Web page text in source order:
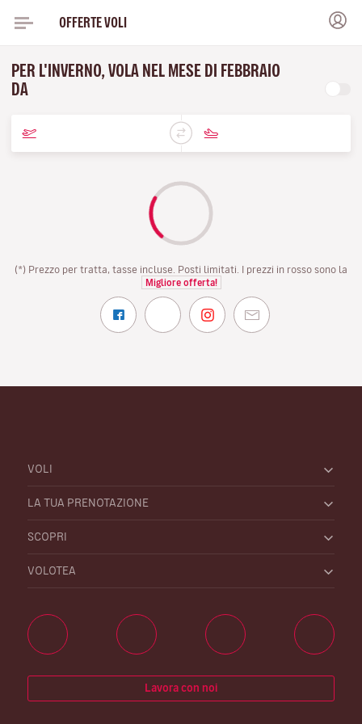
OFFERTE VOLI
PER L'INVERNO, VOLA NEL MESE DI FEBBRAIO
DA
(*) Prezzo per tratta, tasse incluse. Posti limitati. I prezzi in rosso sono la
Migliore offerta!
VOLI
LA TUA PRENOTAZIONE
SCOPRI
VOLOTEA
Lavora con noi